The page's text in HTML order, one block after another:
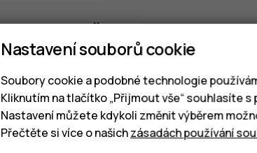
Nastavení souborů cookie
Soubory cookie a podobné technologie
Kliknutím na tlačítko „Přijmout vše“ souhlasíte
Nastavení můžete kdykoli změnit výběrem
Přečtěte si více o našichzásadách používání